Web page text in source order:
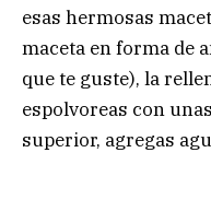
esas hermosas
maceta en forma de
que te guste), la
espolvoreas con
superior, agregas